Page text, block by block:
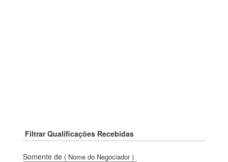
Filtrar Qualificações Recebidas
Somente de ( Nome do Negociador )